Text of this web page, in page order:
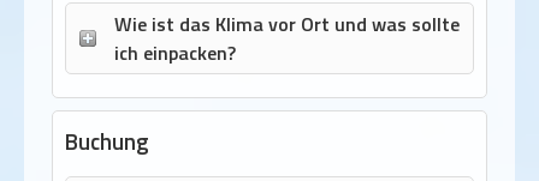
Wie ist das Klima vor Ort und was sollte
ich einpacken?
Buchung